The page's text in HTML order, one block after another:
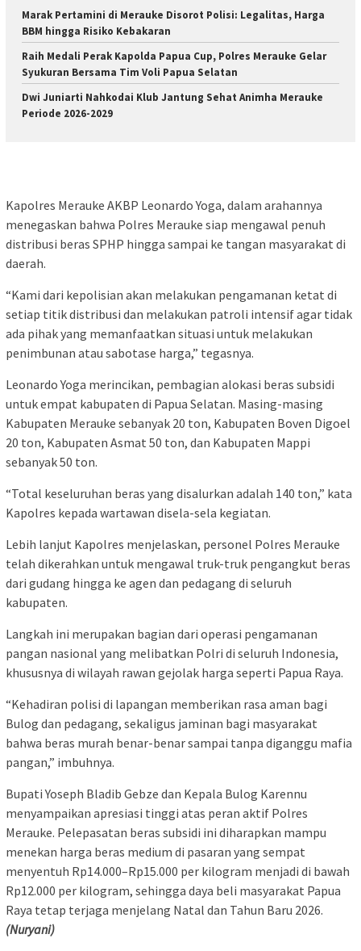
Marak Pertamini di Merauke Disorot Polisi: Legalitas, Harga
BBM hingga Risiko Kebakaran
Raih Medali Perak Kapolda Papua Cup, Polres Merauke Gelar
Syukuran Bersama Tim Voli Papua Selatan
Dwi Juniarti Nahkodai Klub Jantung Sehat Animha Merauke
Periode 2026-2029
Kapolres Merauke AKBP Leonardo Yoga, dalam arahannya
menegaskan bahwa Polres Merauke siap mengawal penuh
distribusi beras SPHP hingga sampai ke tangan masyarakat di
daerah.
“Kami dari kepolisian akan melakukan pengamanan ketat di
setiap titik distribusi dan melakukan patroli intensif agar tidak
ada pihak yang memanfaatkan situasi untuk melakukan
penimbunan atau sabotase harga,” tegasnya.
Leonardo Yoga merincikan, pembagian alokasi beras subsidi
untuk empat kabupaten di Papua Selatan. Masing-masing
Kabupaten Merauke sebanyak 20 ton, Kabupaten Boven Digoel
20 ton, Kabupaten Asmat 50 ton, dan Kabupaten Mappi
sebanyak 50 ton.
“Total keseluruhan beras yang disalurkan adalah 140 ton,” kata
Kapolres kepada wartawan disela-sela kegiatan.
Lebih lanjut Kapolres menjelaskan, personel Polres Merauke
telah dikerahkan untuk mengawal truk-truk pengangkut beras
dari gudang hingga ke agen dan pedagang di seluruh
kabupaten.
Langkah ini merupakan bagian dari operasi pengamanan
pangan nasional yang melibatkan Polri di seluruh Indonesia,
khususnya di wilayah rawan gejolak harga seperti Papua Raya.
“Kehadiran polisi di lapangan memberikan rasa aman bagi
Bulog dan pedagang, sekaligus jaminan bagi masyarakat
bahwa beras murah benar-benar sampai tanpa diganggu mafia
pangan,” imbuhnya.
Bupati Yoseph Bladib Gebze dan Kepala Bulog Karennu
menyampaikan apresiasi tinggi atas peran aktif Polres
Merauke. Pelepasatan beras subsidi ini diharapkan mampu
menekan harga beras medium di pasaran yang sempat
menyentuh Rp14.000–Rp15.000 per kilogram menjadi di bawah
Rp12.000 per kilogram, sehingga daya beli masyarakat Papua
Raya tetap terjaga menjelang Natal dan Tahun Baru 2026.
(Nuryani)